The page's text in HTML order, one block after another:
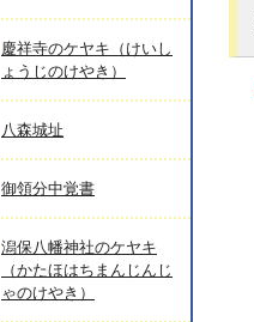
慶祥寺のケヤキ（けいし
ょうじのけやき）
八森城址
御領分中覚書
潟保八幡神社のケヤキ
（かたほはちまんじんじ
ゃのけやき）